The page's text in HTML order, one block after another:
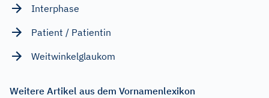
Interphase
Patient / Patientin
Weitwinkelglaukom
Weitere Artikel aus dem Vornamenlexikon